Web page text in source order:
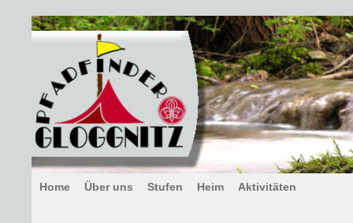
Home Über uns Stufen Heim Aktivitäten